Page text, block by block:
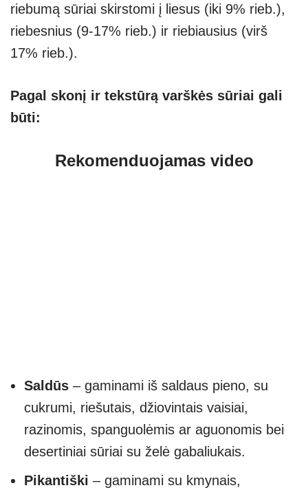
riebumą sūriai skirstomi į liesus (iki 9% rieb.),
riebesnius (9-17% rieb.) ir riebiausius (virš
17% rieb.).
Pagal skonį ir tekstūrą varškės sūriai gali
būti:
Rekomenduojamas video
Saldūs – gaminami iš saldaus pieno, su
cukrumi, riešutais, džiovintais vaisiai,
razinomis, spanguolėmis ar aguonomis bei
desertiniai sūriai su želė gabaliukais.
Pikantiški – gaminami su kmynais,